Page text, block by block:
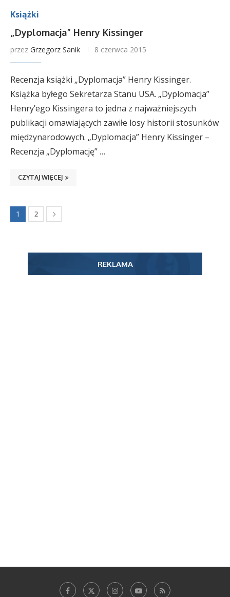
Książki
„Dyplomacja” Henry Kissinger
przez Grzegorz Sanik 8 czerwca 2015
Recenzja książki „Dyplomacja” Henry Kissinger.
Książka byłego Sekretarza Stanu USA. „Dyplomacja”
Henry’ego Kissingera to jedna z najważniejszych
publikacji omawiających zawiłe losy historii stosunków
międzynarodowych. „Dyplomacja” Henry Kissinger –
Recenzja „Dyplomację” …
CZYTAJ WIĘCEJ
1 2
REKLAMA